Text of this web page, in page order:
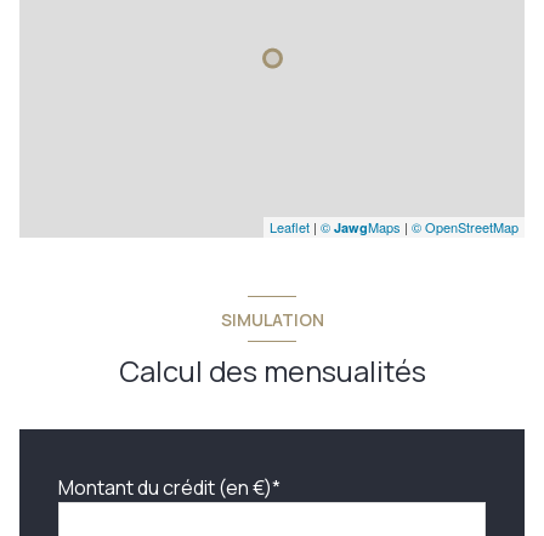
Leaflet | © JawgMaps | © OpenStreetMap
SIMULATION
Calcul des mensualités
Montant du crédit (en €)*